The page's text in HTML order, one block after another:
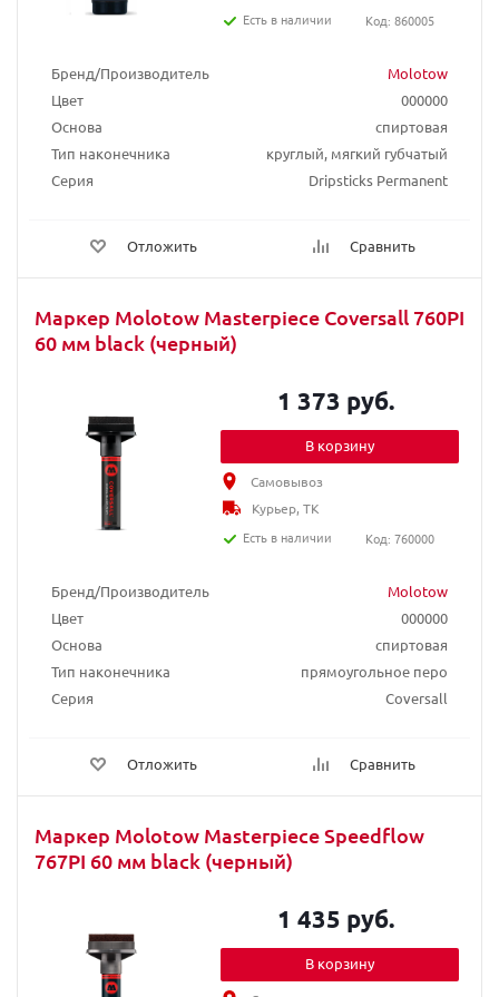
Бренд/Производитель
Molotow
Цвет
000000
Основа
спиртовая
Тип наконечника
круглый, мягкий губчатый
Серия
Dripsticks Permanent
Отложить Сравнить
Есть в наличии
Код: 860005
Маркер Molotow Masterpiece Coversall 760PI
60 мм black (черный)
Бренд/Производитель
Molotow
Цвет
000000
Основа
спиртовая
Тип наконечника
прямоугольное перо
Серия
Coversall
Отложить Сравнить
1 373 руб.
В корзину
Самовывоз
Курьер, ТК
Есть в наличии
Код: 760000
Маркер Molotow Masterpiece Speedflow
767PI 60 мм black (черный)
1 435 руб.
В корзину